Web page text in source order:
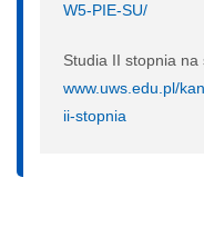
W5-PIE-SU/
Studia II stopnia na
www.uws.edu.pl/
ii-stopnia